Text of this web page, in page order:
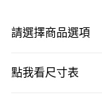
請選擇商品選項
點我看尺寸表